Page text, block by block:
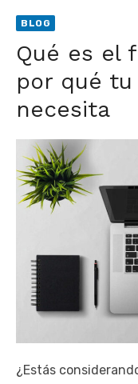
BLOG
Qué es el
por qué
necesita
¿Estás